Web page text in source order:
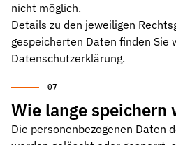
nicht möglich.
Details zu den jeweiligen
gespeicherten Daten finden Sie
Datenschutzerklärung.
Wie lange speichern
Die personenbezogenen Daten